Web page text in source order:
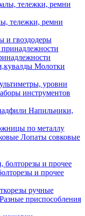
тележки, ремни
и гвоздодеры
Молотки
уровни
инструментов
Напильники,
по металлу
Лопаты совковые
и прочее
ручные
Разные приспособления